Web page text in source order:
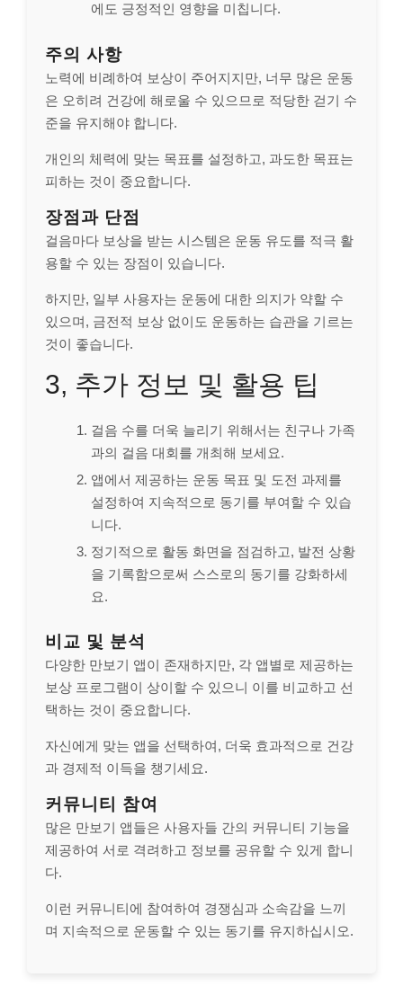
에도 긍정적인 영향을 미칩니다.
주의 사항
노력에 비례하여 보상이 주어지지만, 너무 많은 운동
은 오히려 건강에 해로울 수 있으므로 적당한 걷기 수
준을 유지해야 합니다.
개인의 체력에 맞는 목표를 설정하고, 과도한 목표는
피하는 것이 중요합니다.
장점과 단점
걸음마다 보상을 받는 시스템은 운동 유도를 적극 활
용할 수 있는 장점이 있습니다.
하지만, 일부 사용자는 운동에 대한 의지가 약할 수
있으며, 금전적 보상 없이도 운동하는 습관을 기르는
것이 좋습니다.
3, 추가 정보 및 활용 팁
걸음 수를 더욱 늘리기 위해서는 친구나 가족
과의 걸음 대회를 개최해 보세요.
앱에서 제공하는 운동 목표 및 도전 과제를
설정하여 지속적으로 동기를 부여할 수 있습
니다.
정기적으로 활동 화면을 점검하고, 발전 상황
을 기록함으로써 스스로의 동기를 강화하세
요.
비교 및 분석
다양한 만보기 앱이 존재하지만, 각 앱별로 제공하는
보상 프로그램이 상이할 수 있으니 이를 비교하고 선
택하는 것이 중요합니다.
자신에게 맞는 앱을 선택하여, 더욱 효과적으로 건강
과 경제적 이득을 챙기세요.
커뮤니티 참여
많은 만보기 앱들은 사용자들 간의 커뮤니티 기능을
제공하여 서로 격려하고 정보를 공유할 수 있게 합니
다.
이런 커뮤니티에 참여하여 경쟁심과 소속감을 느끼
며 지속적으로 운동할 수 있는 동기를 유지하십시오.